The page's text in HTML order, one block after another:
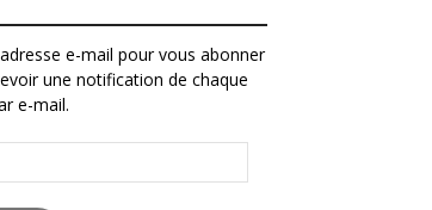
e-mail pour vous abonner
une notification de chaque
e-mail.